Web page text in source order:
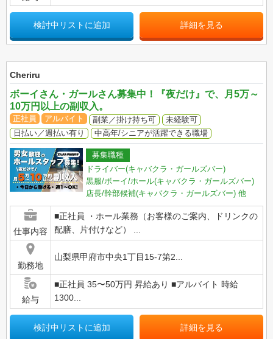
検討中リストに追加 詳細を見る
Cheriru
ボーイさん・ガールさん募集中！『夜だけ』で、月5万～
10万円以上の副収入。
正社員 アルバイト 副業／掛け持ち可
未経験可
日払い／週払い有り
中高年/シニアが活躍できる職場
募集職種
ドライバー(キャバクラ・ガールズバー)
黒服/ボーイ/ホール(キャバクラ・ガールズバー)
店長/幹部候補(キャバクラ・ガールズバー) 他
仕事内容
■正社員 ・ホール業務（お客様のご案内、ドリンクの
配膳、片付けなど） ...
勤務地
山梨県甲府市中央1丁目15-7第2...
給与
■正社員 35〜50万円 昇給あり ■アルバイト 時給
1300...
検討中リストに追加 詳細を見る